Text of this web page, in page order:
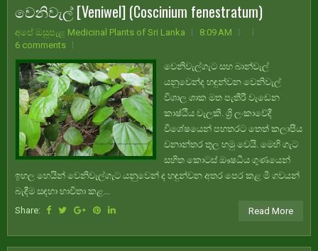
වෙනිවැල් [Veniwel] (Coscinium fenestratum)
අපේ ඔසුපැළ Medicinal Plants of Sri Lanka
8:09 AM
6 comments
වෙනිවැල්ගැට සහ බාන්වැල්
යනුවෙන්ද හඳුන්වන වෙනිවැල්
විශාල ශාක මත පැතීරී වැඩෙන
කාෂ්ඨීය වැලකි. ශ්‍රි ලංකාවේදී
විශේෂයෙන් පහතරට තෙත් කලාපීය
වනාන්තර තුල හමු වෙයි. මෙහි ගැට
සහිත කොටස් ඖෂධීය ගුණයෙන්
ඉහල හෙයින් වෙනිවැල්ගැට යනුවෙන් ද හඳුන්වන අතර පෙර කළ මී ගවයන්
බැඳීම සඳහා භාවිතා කළ...
Share:
Read More